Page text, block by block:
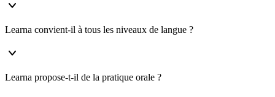
Learna convient-il à tous les niveaux de langue ?
Learna propose-t-il de la pratique orale ?